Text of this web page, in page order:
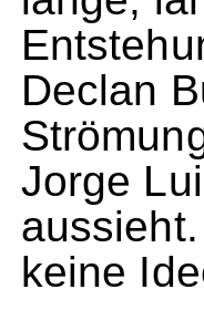
Declan
Jorge
keine